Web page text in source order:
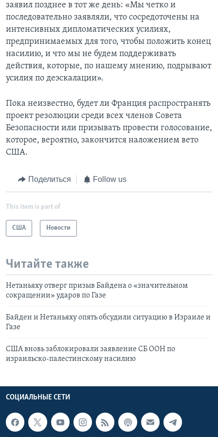
заявил позднее в тот же день: «Мы четко и
последовательно заявляли, что сосредоточены на
интенсивных дипломатических усилиях,
предпринимаемых для того, чтобы положить конец
насилию, и что мы не будем поддерживать
действия, которые, по нашему мнению, подрывают
усилия по деэскалации».
Пока неизвестно, будет ли Франция распространять
проект резолюции среди всех членов Совета
Безопасности или призывать провести голосование,
которое, вероятно, закончится наложением вето
США.
Поделиться Follow us
This item is part of
США Новости
Читайте также
Нетаньяху отверг призыв Байдена о «значительном
сокращении» ударов по Газе
Байден и Нетаньяху опять обсудили ситуацию в Израиле и
Газе
США вновь заблокировали заявление СБ ООН по
израильско-палестинскому насилию
СОЦИАЛЬНЫЕ СЕТИ